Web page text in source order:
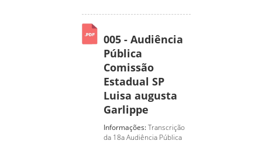
005 - Audiência
Pública
Comissão
Estadual SP
Luisa augusta
Garlippe
Informações:Transcrição
da 18a Audiência Pública